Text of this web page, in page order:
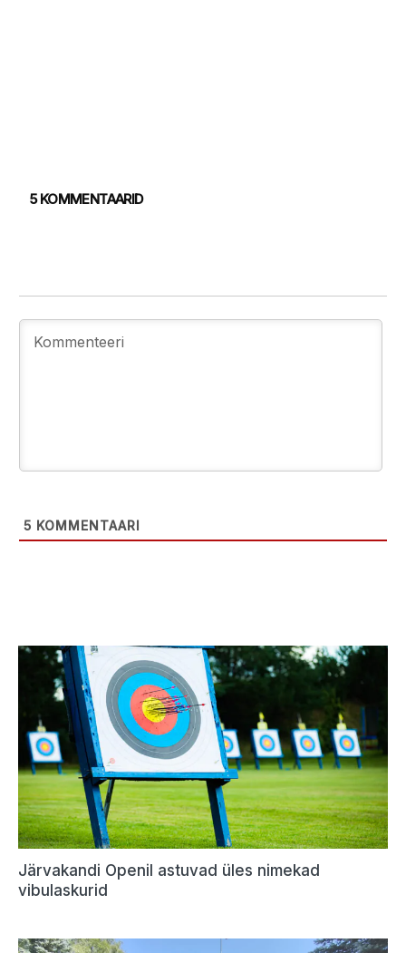
5 KOMMENTAARID
5 KOMMENTAARI
Järvakandi Openil astuvad üles nimekad
vibulaskurid